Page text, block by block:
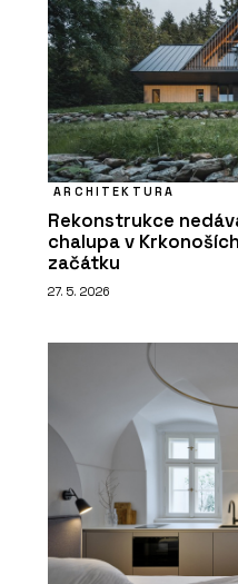
ARCHITEKTURA
Rekonstrukce
chalupa v
začátku
27. 5. 2026